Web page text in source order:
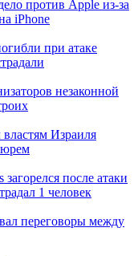
против Apple из-за
iPhone
при атаке
незаконной
Израиля
после атаки
1 человек
переговоры между